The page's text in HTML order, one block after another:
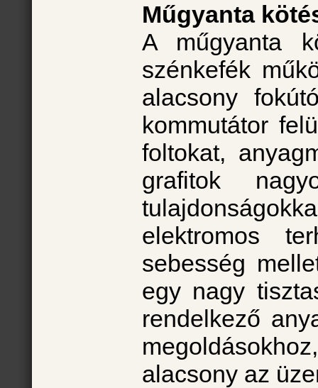
Műgyanta
A műgyanta
szénkefék
alacsony
kommutátor
foltokat,
grafitok
elektromos
sebesség
egy nagy
rendelkező
alacsony az